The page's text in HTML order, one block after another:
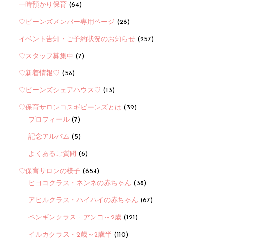
一時預かり保育 (64)
♡ビーンズメンバー専用ページ (26)
イベント告知・ご予約状況のお知らせ (257)
♡スタッフ募集中 (7)
♡新着情報♡ (58)
♡ビーンズシェアハウス♡ (13)
♡保育サロンコスギビーンズとは (32)
プロフィール (7)
記念アルバム (5)
よくあるご質問 (6)
♡保育サロンの様子 (654)
ヒヨコクラス・ネンネの赤ちゃん (38)
アヒルクラス・ハイハイの赤ちゃん (67)
ペンギンクラス・アンヨ～2歳 (121)
イルカクラス・2歳～2歳半 (110)